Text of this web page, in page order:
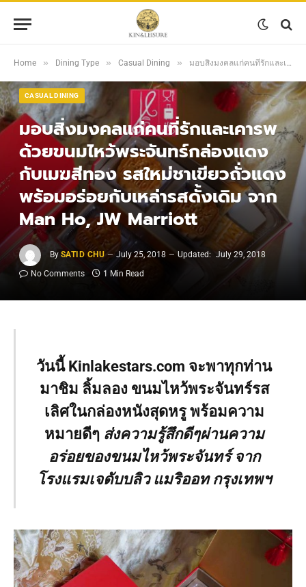
Home » Dining Type » Casual Dining » มอบสิ่งมงคลแก่คนที่รักและเคารพ ด้วยขนมไหว้พระจันทร์กล่องแดงกับเมฆสีทอง รสใหม่ชาเขียวถั่วแดง พร้อมอร่อยกับเหล่ารสดั้งเดิม จาก Man Ho, JW Marriott
CASUAL DINING
มอบสิ่งมงคลแก่คนที่รักและเคารพ
ด้วยขนมไหว้พระจันทร์กล่องแดง
กับเมฆสีทอง รสใหม่ชาเขียวถั่วแดง
พร้อมอร่อยกับเหล่ารสดั้งเดิม จาก
Man Ho, JW Marriott
By SATID CHU July 25, 2018 Updated: July 29, 2018
No Comments
1 Min Read
วันนี้ Kinlakestars.com จะพาทุกท่าน
มาชิม ลิ้มลอง ขนมไหว้พระจันทร์รส
เลิศในกล่องหนังสุดหรู พร้อมความ
หมายดีๆ ส่งความรู้สึกดีๆผ่านความ
อร่อยของขนมไหว้พระจันทร์ จาก
โรงแรมเจดับบลิว แมริออท กรุงเทพฯ